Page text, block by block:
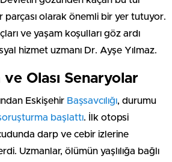
parçası olarak önemli bir yer tutuyor.
ve yaşam koşulları göz ardı
hizmet uzmanı Dr. Ayşe Yılmaz.
Olası Senaryolar
Eskişehir Başsavcılığı, durumu
başlattı. İlk otopsi
darp ve cebir izlerine
Uzmanlar, ölümün yaşlılığa bağlı